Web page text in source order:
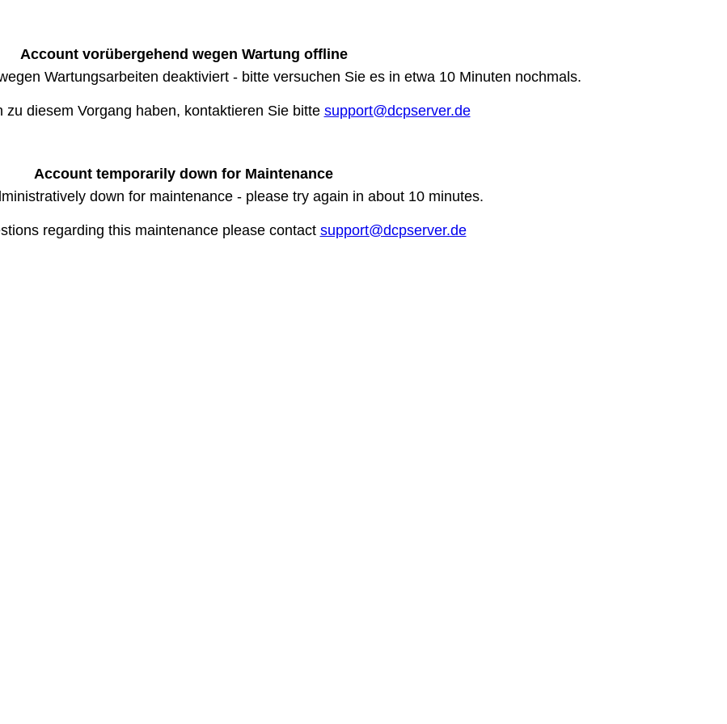
Account vorübergehend wegen Wartung offline
Wartungsarbeiten deaktiviert - bitte versuchen Sie es in etwa 10 Minuten nochmals.
zu diesem Vorgang haben, kontaktieren Sie bitte support@dcpserver.de
Account temporarily down for Maintenance
down for maintenance - please try again in about 10 minutes.
regarding this maintenance please contact support@dcpserver.de